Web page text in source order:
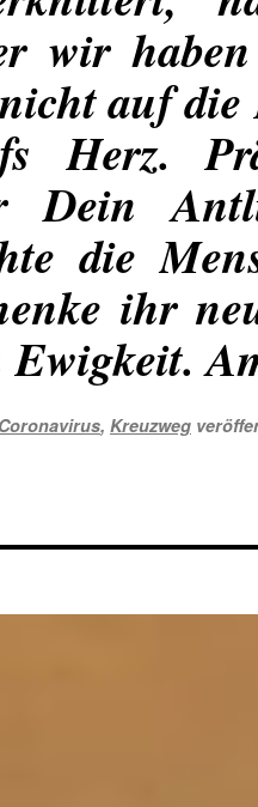
wir
auf
Herz.
Dein
die
ihr
Ewigkeit.
Coronavirus, Kreuzweg